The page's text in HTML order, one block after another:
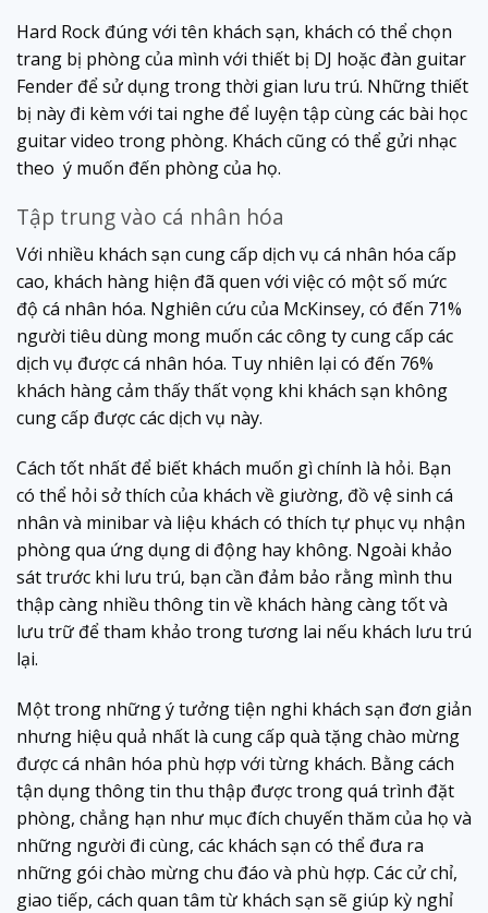
Hard Rock đúng với tên khách sạn, khách có thể chọn
trang bị phòng của mình với thiết bị DJ hoặc đàn guitar
Fender để sử dụng trong thời gian lưu trú. Những thiết
bị này đi kèm với tai nghe để luyện tập cùng các bài học
guitar video trong phòng. Khách cũng có thể gửi nhạc
theo ý muốn đến phòng của họ.
Tập trung vào cá nhân hóa
Với nhiều khách sạn cung cấp dịch vụ cá nhân hóa cấp
cao, khách hàng hiện đã quen với việc có một số mức
độ cá nhân hóa. Nghiên cứu của McKinsey, có đến 71%
người tiêu dùng mong muốn các công ty cung cấp các
dịch vụ được cá nhân hóa. Tuy nhiên lại có đến 76%
khách hàng cảm thấy thất vọng khi khách sạn không
cung cấp được các dịch vụ này.
Cách tốt nhất để biết khách muốn gì chính là hỏi. Bạn
có thể hỏi sở thích của khách về giường, đồ vệ sinh cá
nhân và minibar và liệu khách có thích tự phục vụ nhận
phòng qua ứng dụng di động hay không. Ngoài khảo
sát trước khi lưu trú, bạn cần đảm bảo rằng mình thu
thập càng nhiều thông tin về khách hàng càng tốt và
lưu trữ để tham khảo trong tương lai nếu khách lưu trú
lại.
Một trong những ý tưởng tiện nghi khách sạn đơn giản
nhưng hiệu quả nhất là cung cấp quà tặng chào mừng
được cá nhân hóa phù hợp với từng khách. Bằng cách
tận dụng thông tin thu thập được trong quá trình đặt
phòng, chẳng hạn như mục đích chuyến thăm của họ và
những người đi cùng, các khách sạn có thể đưa ra
những gói chào mừng chu đáo và phù hợp. Các cử chỉ,
giao tiếp, cách quan tâm từ khách sạn sẽ giúp kỳ nghỉ